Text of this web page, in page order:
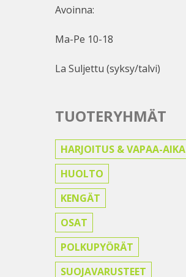
Avoinna:
Ma-Pe 10-18
La Suljettu (syksy/talvi)
TUOTERYHMÄT
HARJOITUS & VAPAA-AIKA
HUOLTO
KENGÄT
OSAT
POLKUPYÖRÄT
SUOJAVARUSTEET